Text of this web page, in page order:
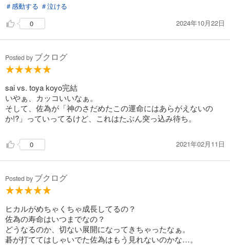
＃感動する ＃泣ける
0
2024年10月22日
Posted by ブクログ
sai vs. toya koyo完結
いやぁ、カッコいいなぁ。
そして、佐為が「神のさだめたこの運命にはあらがえないの
か!?」っていってるけど、これはたぶん突っ込み待ち。
0 2021年02月11日
Posted by ブクログ
ヒカルがめちゃくちゃ成長してるの？
佐為の寿命はいつまでなの？
どうなるのか、切ない展開になってきちゃったなぁ。
碁が打ててはしゃいでた佐為はもう見れないのかな…。